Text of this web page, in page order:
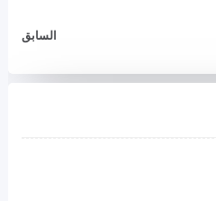
السابق